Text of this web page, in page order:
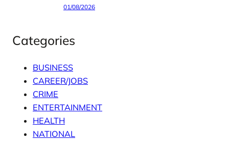
01/08/2026
Categories
BUSINESS
CAREER/JOBS
CRIME
ENTERTAINMENT
HEALTH
NATIONAL